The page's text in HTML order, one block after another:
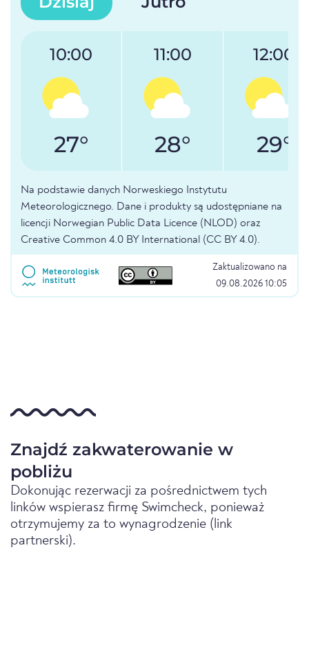
10:00
27°
11:00
28°
12:00
29°
Na podstawie danych Norweskiego Instytutu
Meteorologicznego. Dane i produkty są udostępniane na
licencji Norwegian Public Data Licence (NLOD) oraz
Creative Common 4.0 BY International (CC BY 4.0).
Zaktualizowano na
09.08.2026 10:05
Znajdź zakwaterowanie w
pobliżu
Dokonując rezerwacji za pośrednictwem tych
linków wspierasz firmę Swimcheck, ponieważ
otrzymujemy za to wynagrodzenie (link
partnerski).